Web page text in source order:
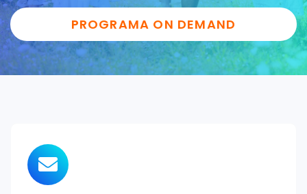
PROGRAMA ON DEMAND